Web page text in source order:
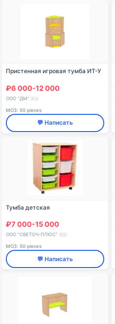
Пристенная игровая тумба ИТ-У
₽6 000-12 000
ООО "ДМ" 🇷🇺
МОЗ: 50 pieces
💬 Написать
Тумба детская
₽7 000-15 000
ООО "СВЕТОЧ-ПЛЮС" 🇷🇺
МОЗ: 50 pieces
💬 Написать